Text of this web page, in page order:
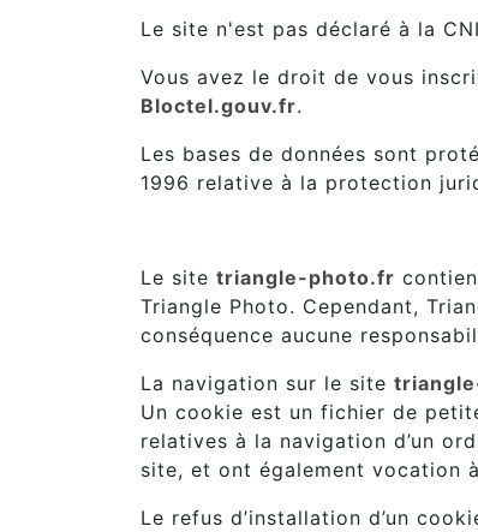
Le site n'est pas déclaré à la
Vous avez le droit de vous
Bloctel.gouv.fr.
Les bases de données sont
1996 relative à la protection
Le site triangle-photo.fr
Triangle Photo. Cependant,
conséquence aucune
La navigation sur le site
Un cookie est un fichier de
relatives à la navigation d’un
site, et ont également vocation
Le refus d’installation d’un